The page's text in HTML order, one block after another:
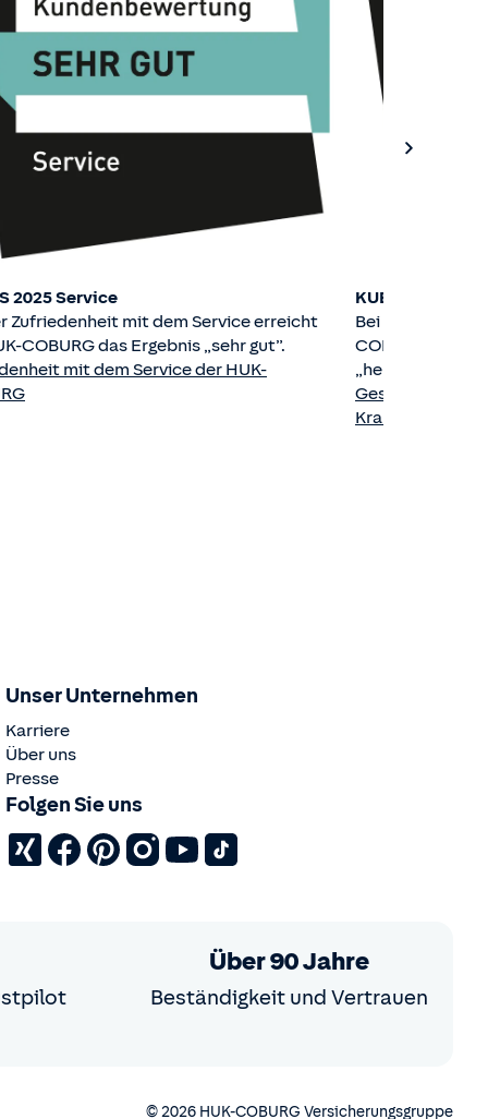
2025 Service
Zufriedenheit mit dem Service erreicht
COBURG das Ergebnis „sehr gut”.
mit dem Service der HUK-
KUBUS 2025
Bei der
COBURG-
„hervorragend“.
Unser Unternehmen
Karriere
Über uns
Presse
Folgen Sie uns
Über 90 Jahre
Beständigkeit und Vertrauen
© 2026 HUK-COBURG Versicherungsgruppe